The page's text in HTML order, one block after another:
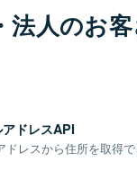
法人のお
ドレスAPI
ドレスから住所を取得